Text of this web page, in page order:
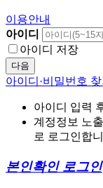
이용안내
아이디
아이디 저장
다음
아이디·비밀번호 찾
아이디 입력
계정정보 노
로 로그인합
본인확인 로그인